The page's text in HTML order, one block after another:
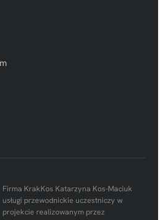
Firma KrakKos Katarzyna Kos-Maciuk
usługi przewodnickie uczestniczy w
projekcie realizowanym przez